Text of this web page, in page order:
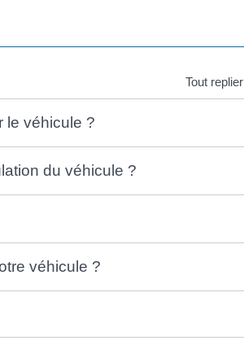
Tout replier
le véhicule ?
du véhicule ?
véhicule ?